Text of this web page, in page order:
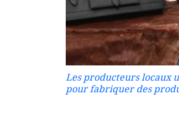
Les producteurs locaux
pour fabriquer des